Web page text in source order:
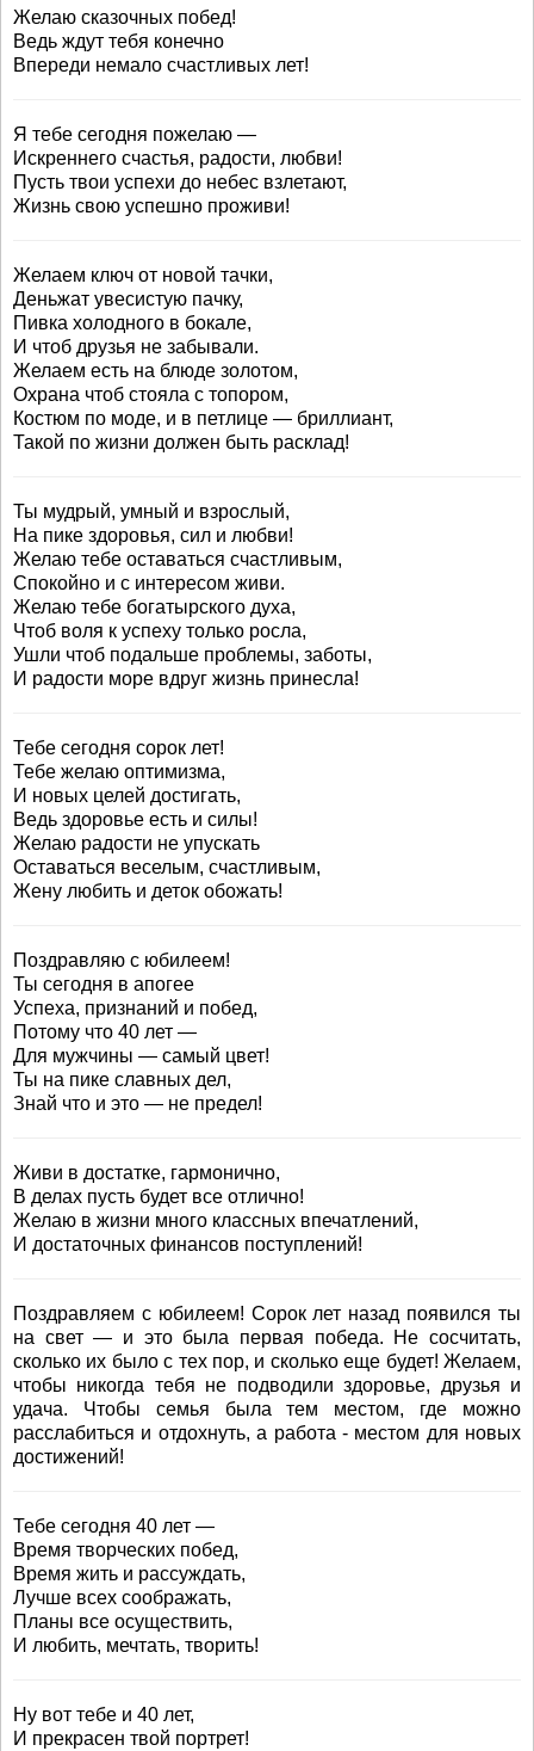
Желаю сказочных побед!
Ведь ждут тебя конечно
Впереди немало счастливых лет!
Я тебе сегодня пожелаю —
Искреннего счастья, радости, любви!
Пусть твои успехи до небес взлетают,
Жизнь свою успешно проживи!
Желаем ключ от новой тачки,
Деньжат увесистую пачку,
Пивка холодного в бокале,
И чтоб друзья не забывали.
Желаем есть на блюде золотом,
Охрана чтоб стояла с топором,
Костюм по моде, и в петлице — бриллиант,
Такой по жизни должен быть расклад!
Ты мудрый, умный и взрослый,
На пике здоровья, сил и любви!
Желаю тебе оставаться счастливым,
Спокойно и с интересом живи.
Желаю тебе богатырского духа,
Чтоб воля к успеху только росла,
Ушли чтоб подальше проблемы, заботы,
И радости море вдруг жизнь принесла!
Тебе сегодня сорок лет!
Тебе желаю оптимизма,
И новых целей достигать,
Ведь здоровье есть и силы!
Желаю радости не упускать
Оставаться веселым, счастливым,
Жену любить и деток обожать!
Поздравляю с юбилеем!
Ты сегодня в апогее
Успеха, признаний и побед,
Потому что 40 лет —
Для мужчины — самый цвет!
Ты на пике славных дел,
Знай что и это — не предел!
Живи в достатке, гармонично,
В делах пусть будет все отлично!
Желаю в жизни много классных впечатлений,
И достаточных финансов поступлений!
Поздравляем с юбилеем! Сорок лет назад появился ты
на свет — и это была первая победа. Не сосчитать,
сколько их было с тех пор, и сколько еще будет! Желаем,
чтобы никогда тебя не подводили здоровье, друзья и
удача. Чтобы семья была тем местом, где можно
расслабиться и отдохнуть, а работа - местом для новых
достижений!
Тебе сегодня 40 лет —
Время творческих побед,
Время жить и рассуждать,
Лучше всех соображать,
Планы все осуществить,
И любить, мечтать, творить!
Ну вот тебе и 40 лет,
И прекрасен твой портрет!